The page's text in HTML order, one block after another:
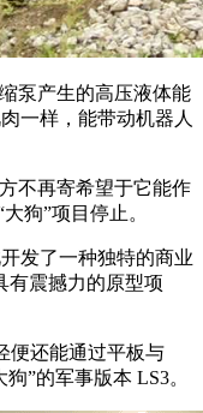
泵产生的高压液体能
一样，能带动机器人
不再寄希望于它能作
狗”项目停止。
发了一种独特的商业
有震撼力的原型项
还能通过平板与
”的军事版本 LS3。